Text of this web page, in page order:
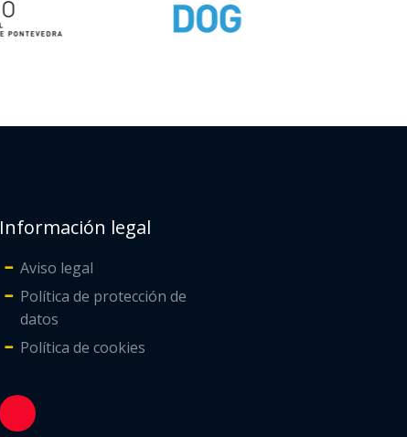
Información legal
Aviso legal
Política de protección de
datos
Política de cookies